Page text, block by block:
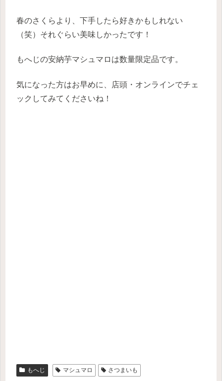
春のさくらより、下手したら好きかもしれない
（笑）それぐらい美味しかったです！
もへじの安納芋マシュマロは数量限定品です。
気になった方はお早めに、店頭・オンラインでチェ
ックしてみてくださいね！
もへじ マシュマロ さつまいも